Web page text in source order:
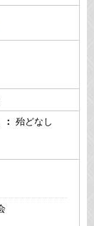
殆どなし